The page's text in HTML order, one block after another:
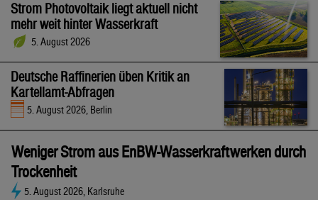
Strom Photovoltaik liegt aktuell nicht
mehr weit hinter Wasserkraft
5. August 2026
Deutsche Raffinerien üben Kritik an
Kartellamt-Abfragen
5. August 2026, Berlin
Weniger Strom aus EnBW-Wasserkraftwerken durch
Trockenheit
5. August 2026, Karlsruhe